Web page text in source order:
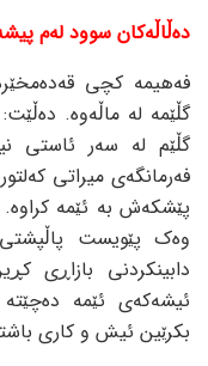
دەڵاڵەکان سوود لەم
فەهیمە کچی
گڵێمە لە ماڵەوە.
گڵێم لە سەر ئاستی
فەرمانگەی میراتی
پێشکەش بە ئێمە
وەک پێویست
دابینکردنی بازاڕی
ئیشەکەی ئێمە دەچێتە
بکرێین ئیش و کاری